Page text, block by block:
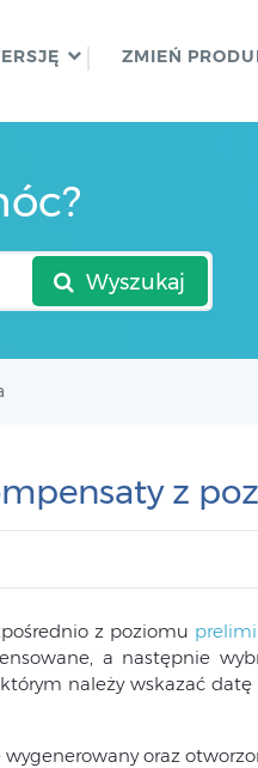
ZMIEŃ
Wyszukaj
z
z poziomu
a następnie
należy wskazać
wygenerowany oraz